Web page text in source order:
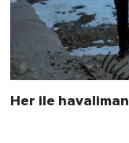
Her ile